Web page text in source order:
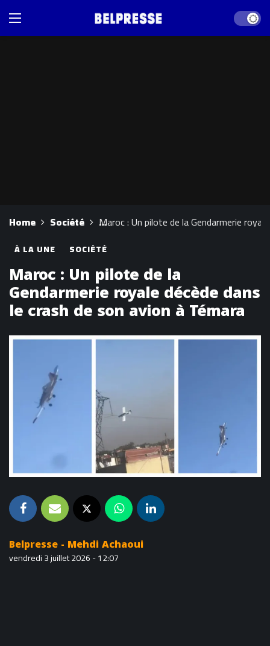
Dark
Home Société Maroc : Un pilote de la Gendarmerie
À LA UNE SOCIÉTÉ
Maroc : Un pilote de la
Gendarmerie royale décède dans
le crash de son avion à Témara
Belpresse - Mehdi Achaoui
vendredi 3 juillet 2026 - 12:07